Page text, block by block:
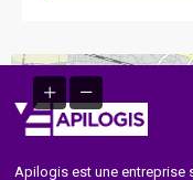
Apilogis est une entreprise